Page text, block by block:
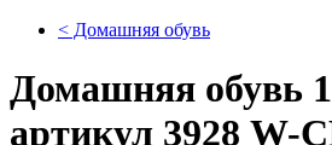
< Домашняя обувь
Домашняя обувь
артикул 3928 W-